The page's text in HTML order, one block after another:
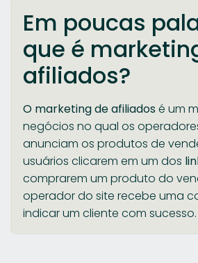
Em poucas
que é
afiliados?
O marketing de afiliadosé um
negócios no qual os
anunciam os produtos de
usuários clicarem em um dos
comprarem um produto do
operador do site recebe uma
indicar um cliente com sucesso.